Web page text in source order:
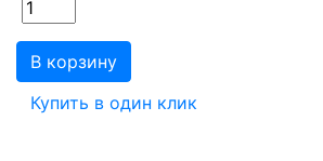
В корзину
Купить в один клик